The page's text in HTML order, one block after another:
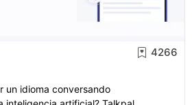
4266
un idioma conversando